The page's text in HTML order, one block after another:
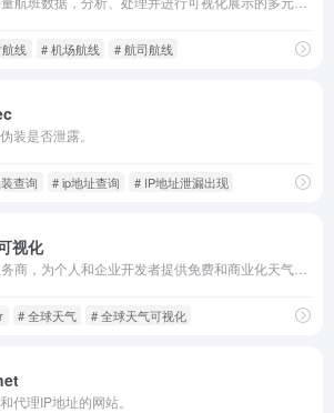
线 # 机场航线 # 航司航线
装是否泄露。
查询 # ip地址查询 # IP地址泄漏出现
视化
# 全球天气 # 全球天气可视化
代理IP地址的网站。